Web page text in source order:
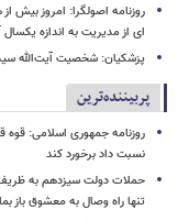
روزنامه اصولگرا: امروز بیش
ای از مدیریت به اندازه
پزشکیان: شخصیت آیت‌الله
پربیننده‌ترین
روزنامه جمهوری اسلامی: قوه
نسبت داد برخورد کند
حملات دولت سیزدهم به ظریف
تنها راه وصال به معشوق باز